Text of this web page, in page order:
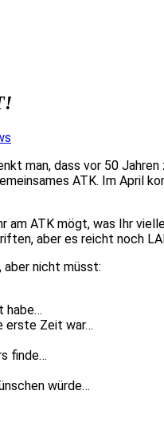
man, dass vor 50
ATK. Im
am ATK mögt, was Ihr
aber es reicht noch
aber nicht müsst:
habe…
erste Zeit war…
finde…
würde…